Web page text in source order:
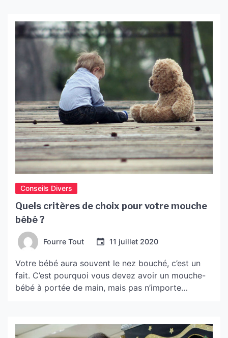
Conseils Divers
Quels critères de choix pour votre mouche
bébé ?
Fourre Tout 11 juillet 2020
Votre bébé aura souvent le nez bouché, c’est un
fait. C’est pourquoi vous devez avoir un mouche-
bébé à portée de main, mais pas n’importe